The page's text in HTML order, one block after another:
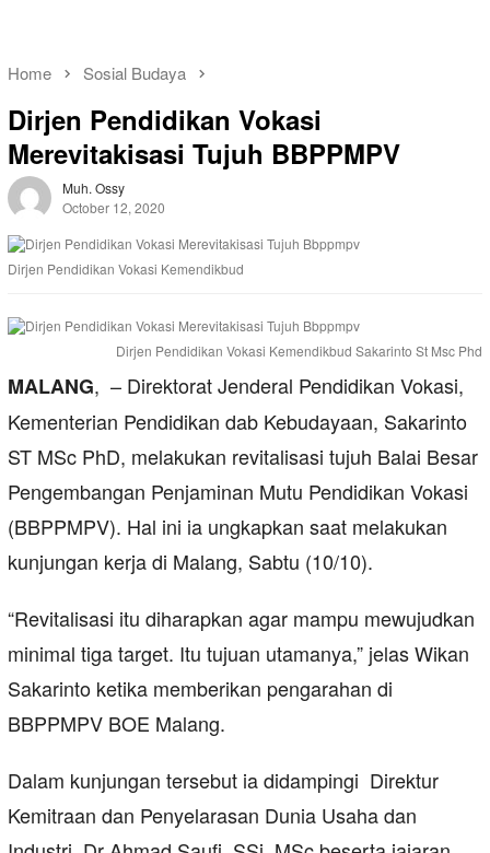
Home Sosial Budaya
Dirjen Pendidikan Vokasi
Merevitakisasi Tujuh BBPPMPV
Muh. Ossy
October 12, 2020
Dirjen Pendidikan Vokasi Kemendikbud
Dirjen Pendidikan Vokasi Kemendikbud Sakarinto St Msc Phd
MALANG, – Direktorat Jenderal Pendidikan Vokasi,
Kementerian Pendidikan dab Kebudayaan, Sakarinto
ST MSc PhD, melakukan revitalisasi tujuh Balai Besar
Pengembangan Penjaminan Mutu Pendidikan Vokasi
(BBPPMPV). Hal ini ia ungkapkan saat melakukan
kunjungan kerja di Malang, Sabtu (10/10).
“Revitalisasi itu diharapkan agar mampu mewujudkan
minimal tiga target. Itu tujuan utamanya,” jelas Wikan
Sakarinto ketika memberikan pengarahan di
BBPPMPV BOE Malang.
Dalam kunjungan tersebut ia didampingi Direktur
Kemitraan dan Penyelarasan Dunia Usaha dan